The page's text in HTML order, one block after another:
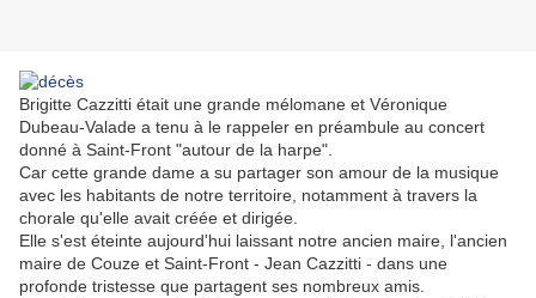
Brigitte Cazzitti était une grande mélomane et Véronique
Dubeau-Valade a tenu à le rappeler en préambule au concert
donné à Saint-Front "autour de la harpe".
Car cette grande dame a su partager son amour de la musique
avec les habitants de notre territoire, notamment à travers la
chorale qu'elle avait créée et dirigée.
Elle s'est éteinte aujourd'hui laissant notre ancien maire, l'ancien
maire de Couze et Saint-Front - Jean Cazzitti - dans une
profonde tristesse que partagent ses nombreux amis.